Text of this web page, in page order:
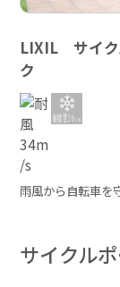
LIXIL サイ
ク
雨風から自転車を
サイクル